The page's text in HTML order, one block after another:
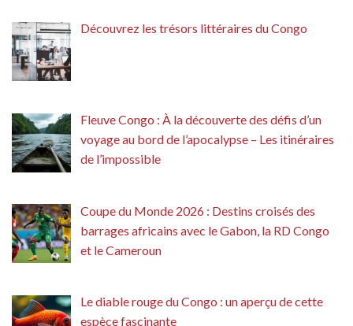
Découvrez les trésors littéraires du Congo
Fleuve Congo : À la découverte des défis d’un
voyage au bord de l’apocalypse – Les itinéraires
de l’impossible
Coupe du Monde 2026 : Destins croisés des
barrages africains avec le Gabon, la RD Congo
et le Cameroun
Le diable rouge du Congo : un aperçu de cette
espèce fascinante